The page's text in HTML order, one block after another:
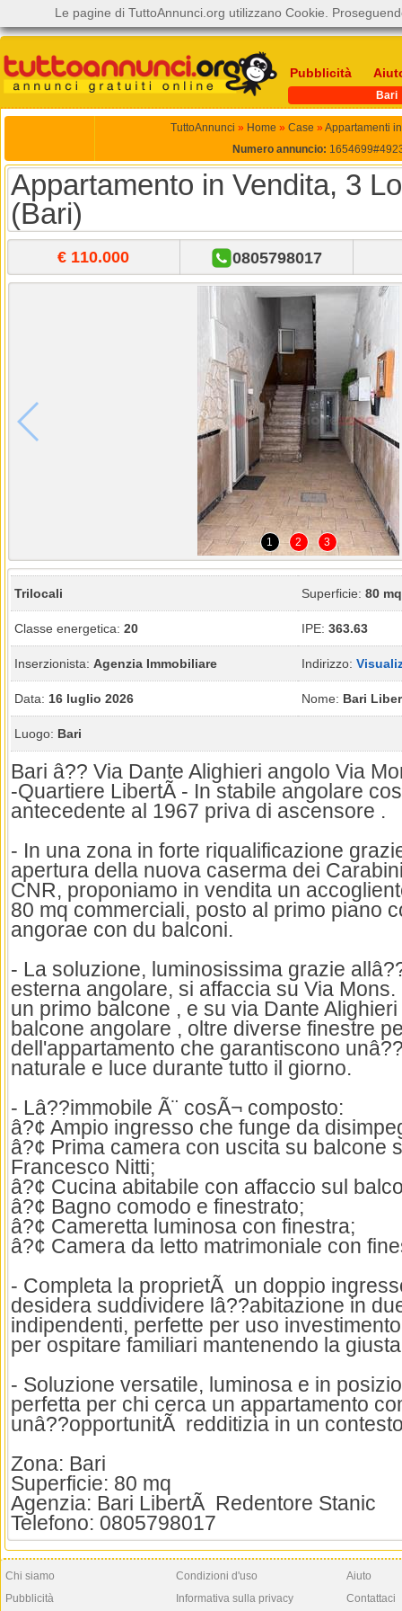
Pubblicità
Bari
TuttoAnnunci » Home » Case » Appartamenti
Numero annuncio:
Appartamento in Vendita, 3
(Bari)
€ 110.000 0805798017
1 2 3
Trilocali Superficie: 80 mq
Classe energetica: 20 IPE: 363.63
Inserzionista: Agenzia Immobiliare Indirizzo:
Data: 16 luglio 2026 Nome: Bari
Luogo: Bari
Bari â?? Via Dante Alighieri angolo Via
-Quartiere LibertÃ - In stabile angolare
antecedente al 1967 priva di ascensore .
- In una zona in forte riqualificazione
apertura della nuova caserma dei
CNR, proponiamo in vendita un
80 mq commerciali, posto al primo piano
angorae con du balconi.
- La soluzione, luminosissima grazie
esterna angolare, si affaccia su Via
un primo balcone , e su via Dante
balcone angolare , oltre diverse finestre
dell'appartamento che garantiscono
naturale e luce durante tutto il giorno.
- Lâ??immobile Ã¨ cosÃ¬ composto:
â?¢ Ampio ingresso che funge da
â?¢ Prima camera con uscita su balcone
Francesco Nitti;
â?¢ Cucina abitabile con affaccio sul
â?¢ Bagno comodo e finestrato;
â?¢ Cameretta luminosa con finestra;
â?¢ Camera da letto matrimoniale con
- Completa la proprietÃ un doppio
desidera suddividere lâ??abitazione in
indipendenti, perfette per uso
per ospitare familiari mantenendo la
- Soluzione versatile, luminosa e in
perfetta per chi cerca un appartamento
unâ??opportunitÃ redditizia in un
Zona: Bari
Superficie: 80 mq
Agenzia: Bari LibertÃ Redentore Stanic
Telefono: 0805798017
Chi siamo
Pubblicità
Condizioni d'uso
Informativa sulla privacy
Aiuto
Contattaci
Le pagine di TuttoAnnunci.org utilizzano Cookie.